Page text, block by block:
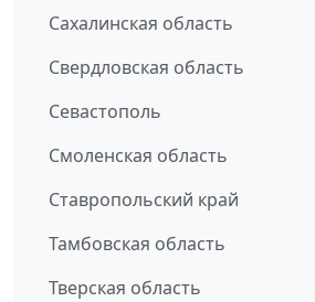
Сахалинская область
Свердловская область
Севастополь
Смоленская область
Ставропольский край
Тамбовская область
Тверская область